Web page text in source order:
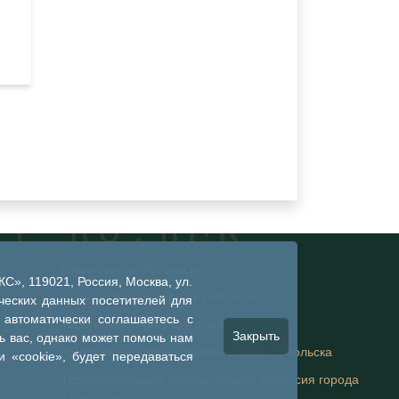
119021, Россия, Москва, ул.
данных посетителей для
соглашаетесь с
вас, однако может помочь нам
будет передаваться
Закрыть
Администрация города Тобольска
Тобольская городская дума
Контрольно-счетная палата города Тобольска
Территориальная избирательная комиссия города